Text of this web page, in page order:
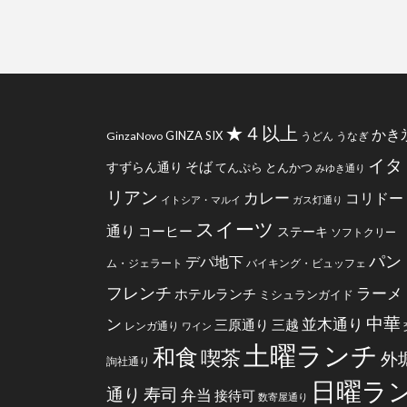
GinzaNovo GINZA SIX ★４以上 うどん うなぎ かき
すずらん通り そばてんぷら とんかつ みゆき通り イタ
リアン イトシア・マルイ カレー ガス灯通り コリドー
通り コーヒー スイーツ ステーキ ソフトクリー
ム・ジェラート デパ地下 バイキング・ビュッフェ パン
フレンチ ホテルランチ ミシュランガイド ラーメ
ン レンガ通り ワイン 三原通り 三越 並木通り 中華
詢社通り 和食喫茶 土曜ランチ 外
通り 寿司 弁当 接待可 数寄屋通り 日曜ラ